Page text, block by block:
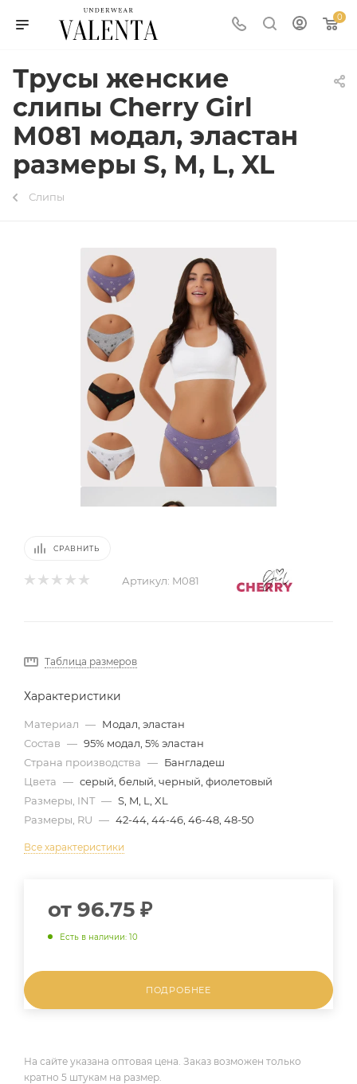
0
Трусы женские
слипы Cherry Girl
M081 модал, эластан
размеры S, M, L, XL
Слипы
СРАВНИТЬ
Артикул: M081
Таблица размеров
Характеристики
Материал — Модал, эластан
Состав — 95% модал, 5% эластан
Страна производства — Бангладеш
Цвета — серый, белый, черный, фиолетовый
Размеры, INT — S, M, L, XL
Размеры, RU — 42-44, 44-46, 46-48, 48-50
Все характеристики
от 96.75 ₽
Есть в наличии: 10
ПОДРОБНЕЕ
На сайте указана оптовая цена. Заказ возможен только
кратно 5 штукам на размер.